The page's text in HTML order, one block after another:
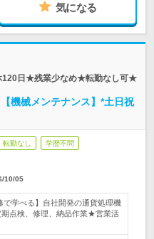
気になる
120日★残業少なめ★転勤なし可★
機械メンテナンス】*土日祝
転勤なし 学歴不問
10/05
で学べる】自社開発の通貨処理機
点検、修理、納品作業★営業活